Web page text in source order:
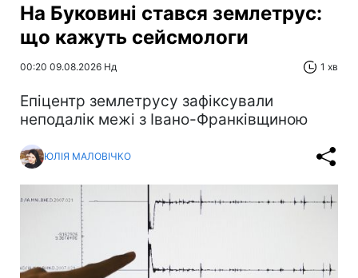
На Буковині стався землетрус:
що кажуть сейсмологи
00:20 09.08.2026 Нд 1 хв
Епіцентр землетрусу зафіксували
неподалік межі з Івано-Франківщиною
ЮЛІЯ МАЛОВІЧКО